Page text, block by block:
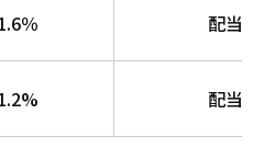
％ 配当
配当